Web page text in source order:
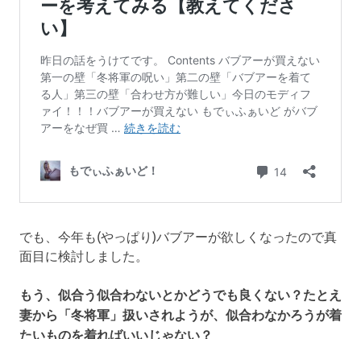
でも、今年も(やっぱり)バブアーが欲しくなったので真
面目に検討しました。
もう、似合う似合わないとかどうでも良くない？たとえ
妻から「冬将軍」扱いされようが、似合わなかろうが着
たいものを着ればいいじゃない？